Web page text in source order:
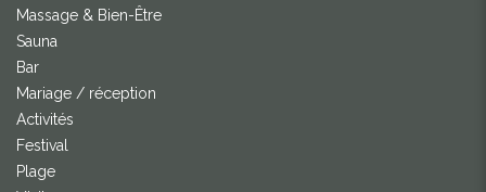
Massage & Bien-Être
Sauna
Bar
Mariage / réception
Activités
Festival
Plage